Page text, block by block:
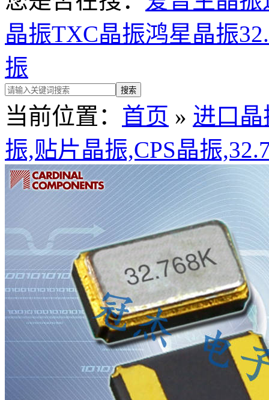
晶振TXC晶振鸿星晶振
振
当前位置： 首页 » 进口晶
振,贴片晶振,CPS晶振